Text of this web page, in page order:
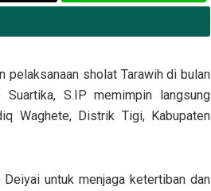
pelaksanaan sholat Tarawih di bulan
S.IP memimpin langsung
Waghete, Distrik Tigi, Kabupaten
untuk menjaga ketertiban dan